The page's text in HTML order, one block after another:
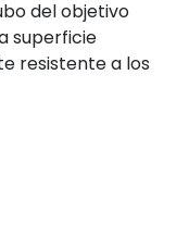
del objetivo
superficie
resistente a los